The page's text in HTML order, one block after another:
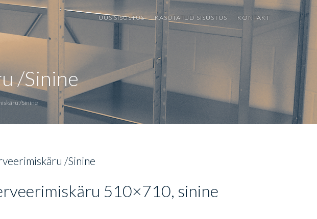
UUS SISUSTUS
Riiulid
Metallkapid
Kärud
KASUTATUD SISUSTUS KONTAKT
/Sinine
/Sinine
/Sinine
510×710, sinine